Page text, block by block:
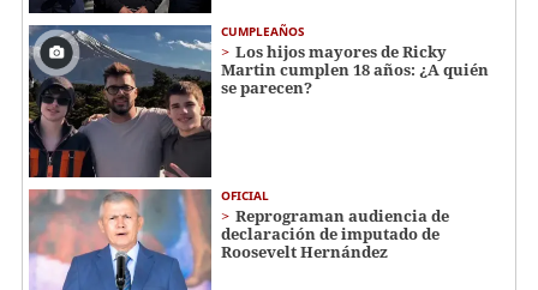
CUMPLEAÑOS
Los hijos mayores de Ricky
Martin cumplen 18 años: ¿A quién
se parecen?
OFICIAL
Reprograman audiencia de
declaración de imputado de
Roosevelt Hernández